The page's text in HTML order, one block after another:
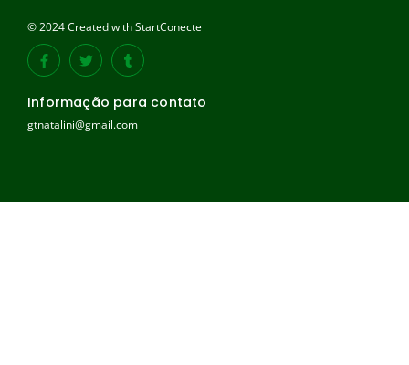
© 2024 Created with StartConecte
Informação para contato
gtnatalini@gmail.com